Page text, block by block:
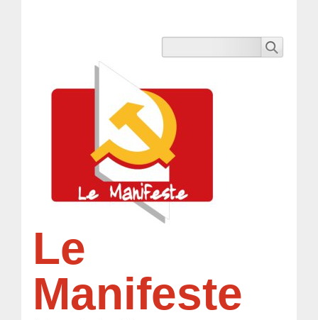
Le
Manifeste